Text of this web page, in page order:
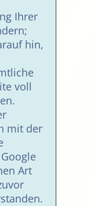
Ihrer
hin,
voll
mit der
Art